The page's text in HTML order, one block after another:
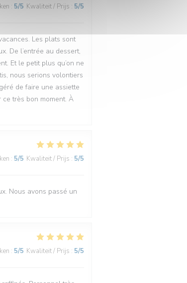
: 5/5 Kwaliteit / Prijs : 5/5
Les plats sont
De l’entrée au dessert,
Et le petit plus qu’on ne
nous serions volontiers
de faire une assiette
très bon moment. À
: 5/5 Kwaliteit / Prijs : 5/5
Nous avons passé un
: 5/5 Kwaliteit / Prijs : 5/5